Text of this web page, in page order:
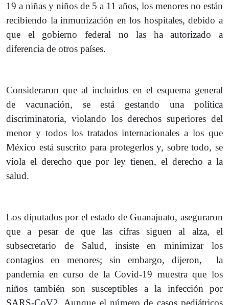
19 a niñas y niños de 5 a 11 años, los menores no están
recibiendo la inmunización en los hospitales, debido a
que el gobierno federal no las ha autorizado a
diferencia de otros países.
Consideraron que al incluirlos en el esquema general
de vacunación, se está gestando una política
discriminatoria, violando los derechos superiores del
menor y todos los tratados internacionales a los que
México está suscrito para protegerlos y, sobre todo, se
viola el derecho que por ley tienen, el derecho a la
salud.
Los diputados por el estado de Guanajuato, aseguraron
que a pesar de que las cifras siguen al alza, el
subsecretario de Salud, insiste en minimizar los
contagios en menores; sin embargo, dijeron, la
pandemia en curso de la Covid-19 muestra que los
niños también son susceptibles a la infección por
SARS-CoV2. Aunque el número de casos pediátricos